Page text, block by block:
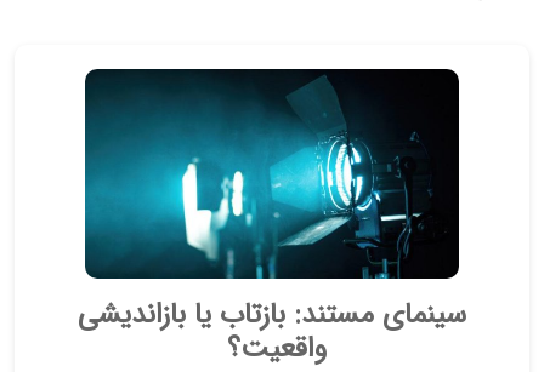
سینمای مستند: بازتاب یا بازاندیشی
واقعیت؟